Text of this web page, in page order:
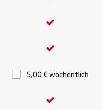
5,00 € wöchentlich